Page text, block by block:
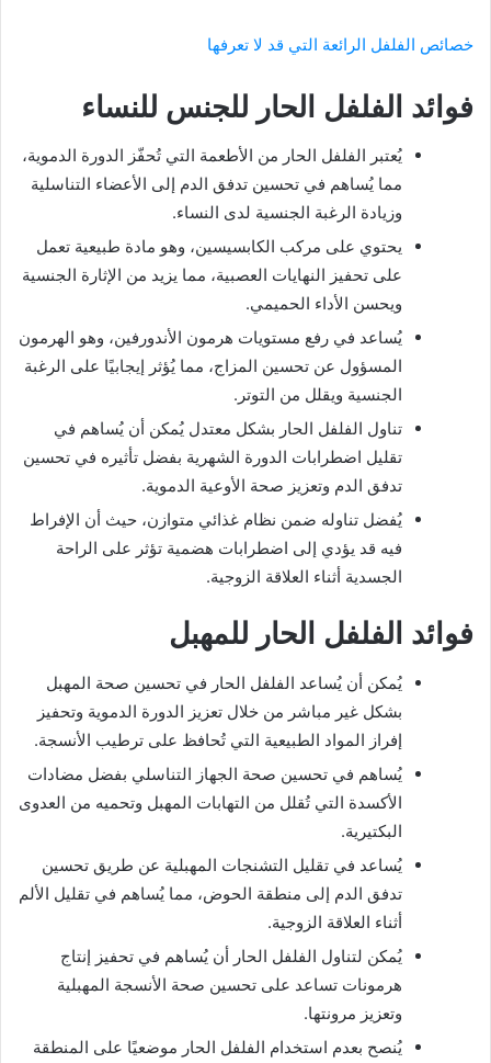
خصائص الفلفل الرائعة التي قد لا تعرفها
فوائد الفلفل الحار للجنس للنساء
يُعتبر الفلفل الحار من الأطعمة التي تُحفّز الدورة الدموية،
مما يُساهم في تحسين تدفق الدم إلى الأعضاء التناسلية
وزيادة الرغبة الجنسية لدى النساء.
يحتوي على مركب الكابسيسين، وهو مادة طبيعية تعمل
على تحفيز النهايات العصبية، مما يزيد من الإثارة الجنسية
ويحسن الأداء الحميمي.
يُساعد في رفع مستويات هرمون الأندورفين، وهو الهرمون
المسؤول عن تحسين المزاج، مما يُؤثر إيجابيًا على الرغبة
الجنسية ويقلل من التوتر.
تناول الفلفل الحار بشكل معتدل يُمكن أن يُساهم في
تقليل اضطرابات الدورة الشهرية بفضل تأثيره في تحسين
تدفق الدم وتعزيز صحة الأوعية الدموية.
يُفضل تناوله ضمن نظام غذائي متوازن، حيث أن الإفراط
فيه قد يؤدي إلى اضطرابات هضمية تؤثر على الراحة
الجسدية أثناء العلاقة الزوجية.
فوائد الفلفل الحار للمهبل
يُمكن أن يُساعد الفلفل الحار في تحسين صحة المهبل
بشكل غير مباشر من خلال تعزيز الدورة الدموية وتحفيز
إفراز المواد الطبيعية التي تُحافظ على ترطيب الأنسجة.
يُساهم في تحسين صحة الجهاز التناسلي بفضل مضادات
الأكسدة التي تُقلل من التهابات المهبل وتحميه من العدوى
البكتيرية.
يُساعد في تقليل التشنجات المهبلية عن طريق تحسين
تدفق الدم إلى منطقة الحوض، مما يُساهم في تقليل الألم
أثناء العلاقة الزوجية.
يُمكن لتناول الفلفل الحار أن يُساهم في تحفيز إنتاج
هرمونات تساعد على تحسين صحة الأنسجة المهبلية
وتعزيز مرونتها.
يُنصح بعدم استخدام الفلفل الحار موضعيًا على المنطقة